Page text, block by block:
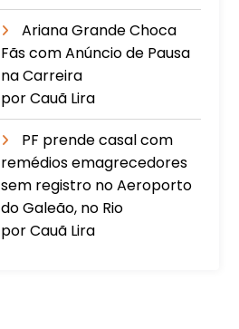
Ariana Grande Choca
Fãs com Anúncio de Pausa
na Carreira
por Cauã Lira
PF prende casal com
remédios emagrecedores
sem registro no Aeroporto
do Galeão, no Rio
por Cauã Lira